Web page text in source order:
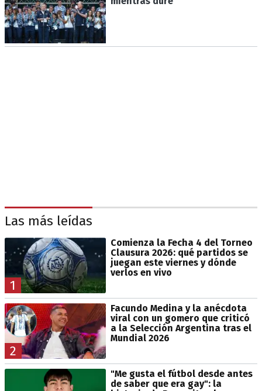
Las más leídas
1
Comienza la Fecha 4 del Torneo
Clausura 2026: qué partidos se
juegan este viernes y dónde
verlos en vivo
2
Facundo Medina y la anécdota
viral con un gomero que criticó
a la Selección Argentina tras el
Mundial 2026
"Me gusta el fútbol desde antes
de saber que era gay": la